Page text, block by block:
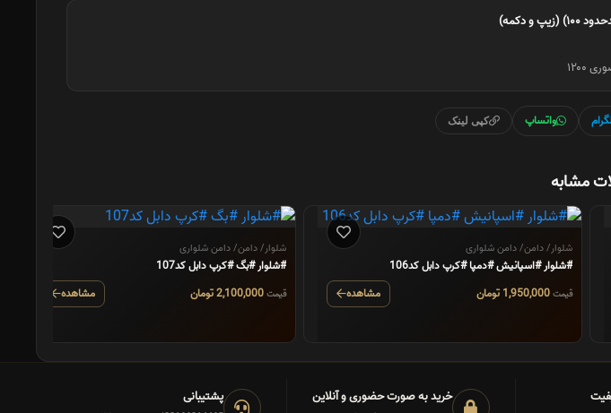
(زیپ و دکمه)
واتساپ کپی لینک
مشابه
شلوار/ دامن/ دامن شلواری
#شلوار #اسپانیش #دمپا #کرپ دابل کد106
قیمت1,950,000 تومان مشاهده
شلوار/ دامن/ دامن شلواری
#شلوار #بگ #کرپ دابل کد107
قیمت2,100,000 تومان مشاهده
خرید به صورت حضوری و آنلاین پشتیبانی